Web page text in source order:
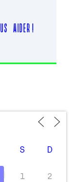
AIDER !
S D
1 2